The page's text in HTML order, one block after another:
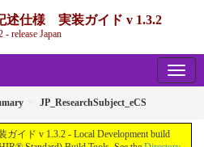
述仕様 実装ガイド v 1.3.2
- release Japan
JP_ResearchSubject_eCS
イド v 1.3.2 - Local Development build